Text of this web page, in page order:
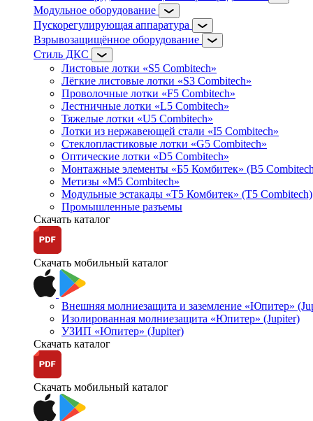
Модульное оборудование
Пускорегулирующая аппаратура
Взрывозащищённое оборудование
Стиль ДКС
Листовые лотки «S5 Combitech»
Лёгкие листовые лотки «S3 Combitech»
Проволочные лотки «F5 Combitech»
Лестничные лотки «L5 Combitech»
Тяжелые лотки «U5 Combitech»
Лотки из нержавеющей стали «I5 Combitech»
Стеклопластиковые лотки «G5 Combitech»
Оптические лотки «D5 Combitech»
Монтажные элементы «Б5 Комбитек» (B5
Метизы «M5 Combitech»
Модульные эстакады «Т5 Комбитек» (T5 Combitech)
Промышленные разъемы
Скачать каталог
Скачать мобильный каталог
Внешняя молниезащита и заземление «Юпитер»
Изолированная молниезащита «Юпитер» (Jupiter)
УЗИП «Юпитер» (Jupiter)
Скачать каталог
Скачать мобильный каталог